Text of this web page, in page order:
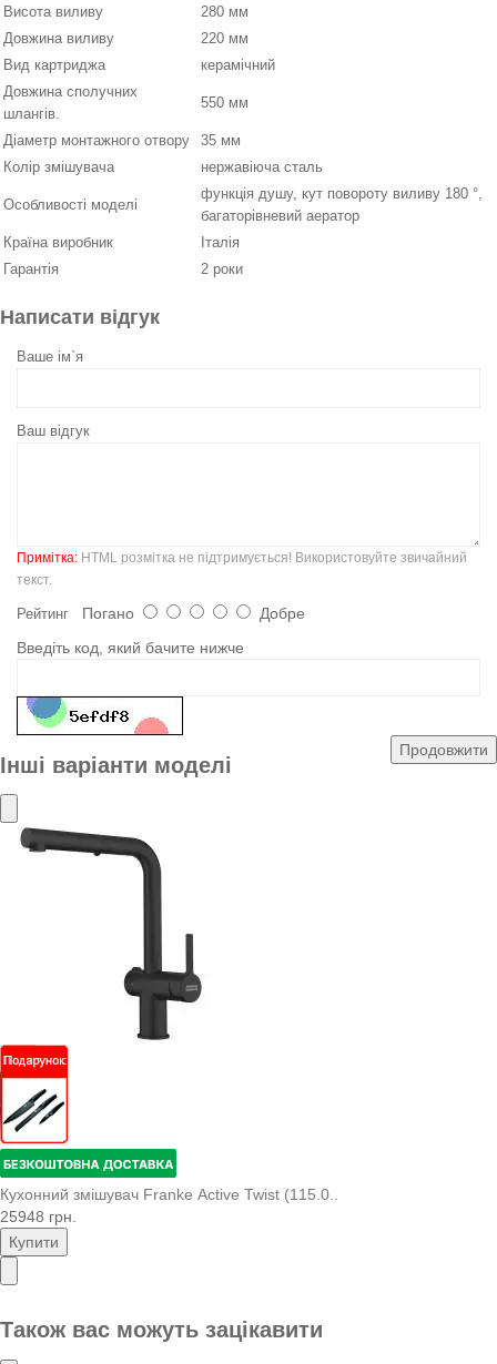
Висота виливу
280 мм
Довжина виливу
220 мм
Вид картриджа
керамічний
Довжина сполучних
шлангів.
550 мм
Діаметр монтажного отвору
35 мм
Колір змішувача
нержавіюча сталь
Особливості моделі
функція душу, кут повороту виливу 180 °,
багаторівневий аератор
Країна виробник
Італія
Гарантія
2 роки
Написати відгук
Ваше ім`я
Ваш відгук
Примітка: HTML розмітка не підтримується! Використовуйте звичайний
текст.
Рейтинг Погано
Добре
Введіть код, який бачите нижче
Продовжити
Інші варіанти моделі
Кухонний змішувач Franke Active Twist (115.0..
25948 грн.
Купити
Також вас можуть зацікавити